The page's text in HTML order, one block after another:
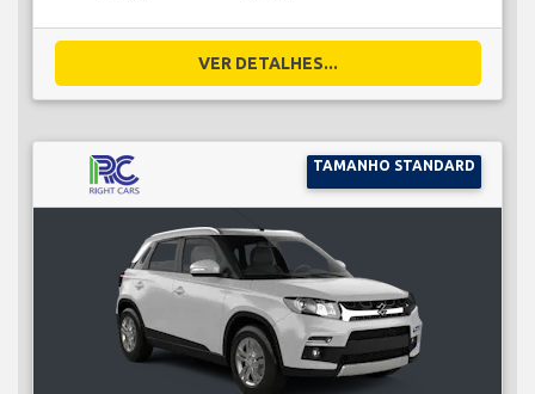
VER DETALHES...
TAMANHO STANDARD